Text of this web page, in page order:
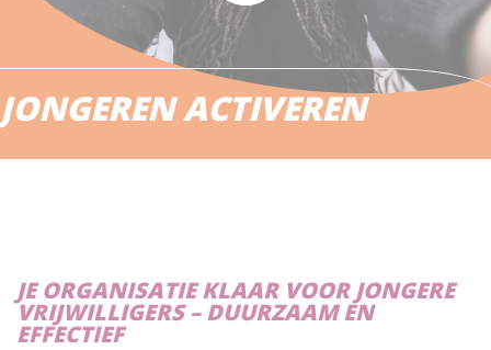
JONGEREN ACTIVEREN
JE ORGANISATIE KLAAR VOOR JONGERE
VRIJWILLIGERS – DUURZAAM EN
EFFECTIEF